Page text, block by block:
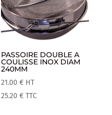
PASSOIRE DOUBLE A
COULISSE INOX DIAM
240MM
21.00€ HT
25.20€ TTC